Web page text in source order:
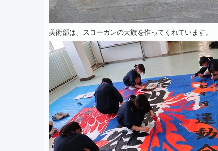
美術部は、スローガンの大旗を作ってくれています。